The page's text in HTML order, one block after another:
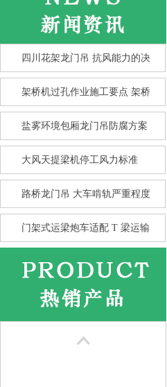
四川花架龙门吊 抗风能力的决
架桥机过孔作业施工要点 架桥
盐雾环境包厢龙门吊防腐方案
大风天提梁机停工风力标准
路桥龙门吊 大车啃轨严重程度
门架式运梁炮车适配 T 梁运输
竖井龙门吊选型核心要点 竖井
龙
花架龙门吊的抗风性 比箱型龙